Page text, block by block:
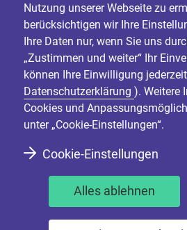
Nutzung unserer Webseite zu
berücksichtigen wir Ihre
Ihre Daten nur, wenn Sie uns
„Zustimmen und weiter“ Ihr
können Ihre Einwilligung
Datenschutzerklärung ). Weitere
Cookies und
unter „Cookie-Einstellungen“.
Cookie-Einstellungen
Alles ablehnen